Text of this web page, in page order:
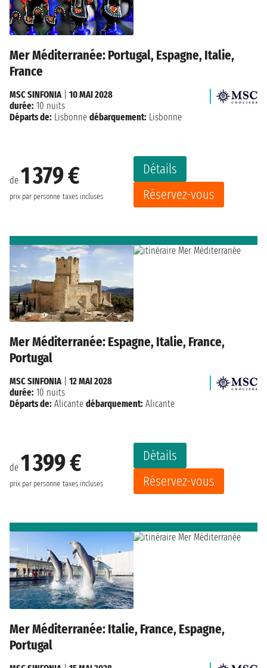
Mer Méditerranée: Portugal, Espagne, Italie,
France
de 1 379 €
prix par personne taxes incluses
Détails
Réservez-vous
MSC SINFONIA| 10 MAI 2028
durée: 10 nuits
Départs de: Lisbonne débarquement: Lisbonne
Mer Méditerranée: Espagne, Italie, France,
Portugal
de 1 399 €
prix par personne taxes incluses
Détails
Réservez-vous
MSC SINFONIA| 12 MAI 2028
durée: 10 nuits
Départs de: Alicante débarquement: Alicante
Mer Méditerranée: Italie, France, Espagne,
Portugal